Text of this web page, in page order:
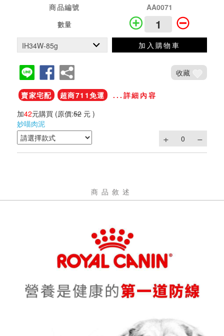
商品編號
AA0071
數量
加入購物車
收藏
賣家宅配 超商711免運
...詳細內容
加42元購買 (原價:52 元 )
妙喵肉泥
商品敘述